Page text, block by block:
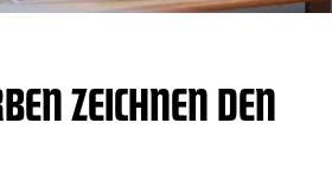
ZEICHNEN DEN